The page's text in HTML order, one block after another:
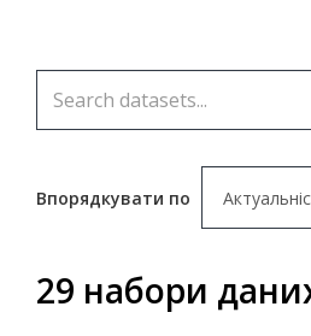
Впорядкувати по
29 набори